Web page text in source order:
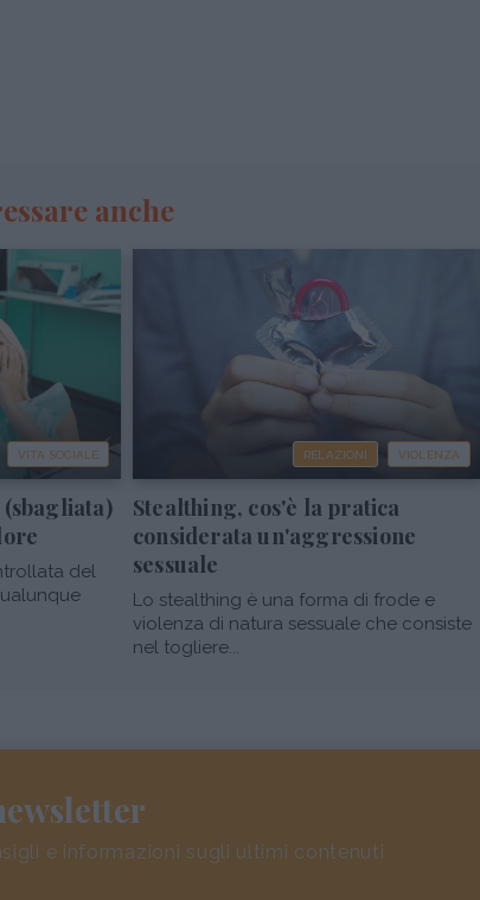
anche
VITA SOCIALE
del
RELAZIONI VIOLENZA
Stealthing, cos'è la pratica
considerata un'aggressione
sessuale
Lo stealthing è una forma di frode e
violenza di natura sessuale che consiste
nel togliere...
e informazioni sugli ultimi contenuti